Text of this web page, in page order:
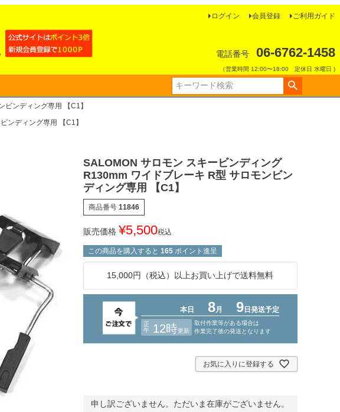
ログイン 会員登録 ご利用ガイド
電話番号 06-6762-1458
（営業時間 12:00〜18:00 定休日 水曜日 )
ンディング専用 【C1】
ンディング専用 【C1】
SALOMON サロモン スキービンディング
R130mm ワイドブレーキ R型 サロモンビン
ディング専用 【C1】
商品番号 11846
販売価格 ¥5,500税込
この商品を購入すると 165 ポイント進呈
15,000円（税込）以上お買い上げで送料無料
お気に入りに登録する
申し訳ございません。ただいま在庫がございません。